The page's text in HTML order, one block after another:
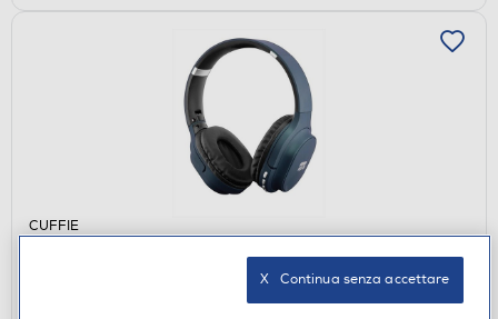
CUFFIE
XTREME - HEADPHONE WIRELESS BT 5.0 YORK-
X   Continua senza accettare